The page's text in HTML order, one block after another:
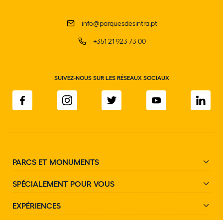
info@parquesdesintra.pt
+351 21 923 73 00
SUIVEZ-NOUS SUR LES RÉSEAUX SOCIAUX
PARCS ET MONUMENTS
SPÉCIALEMENT POUR VOUS
EXPÉRIENCES